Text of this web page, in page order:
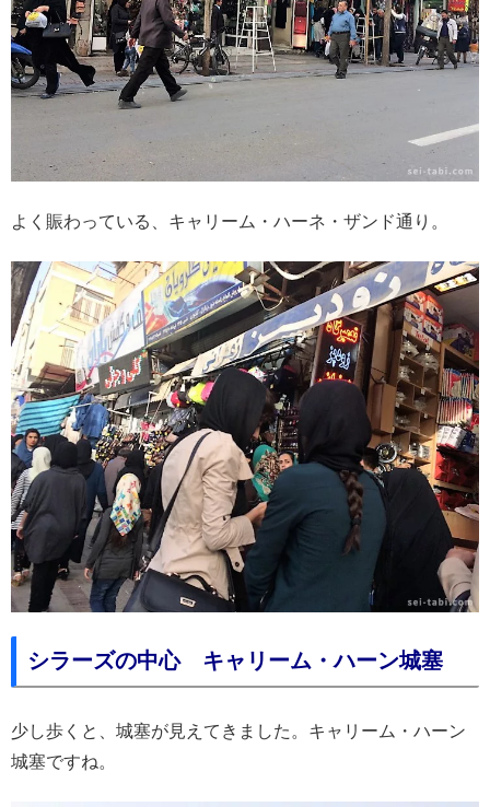
よく賑わっている、キャリーム・ハーネ・ザンド通り。
シラーズの中心 キャリーム・ハーン城塞
少し歩くと、城塞が見えてきました。キャリーム・ハーン
城塞ですね。